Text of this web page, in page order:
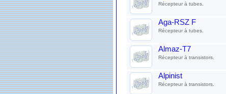
Récepteur à tubes.
Aga-RSZ F
Récepteur à tubes.
Almaz-T7
Récepteur à transistors.
Alpinist
Récepteur à transistors.